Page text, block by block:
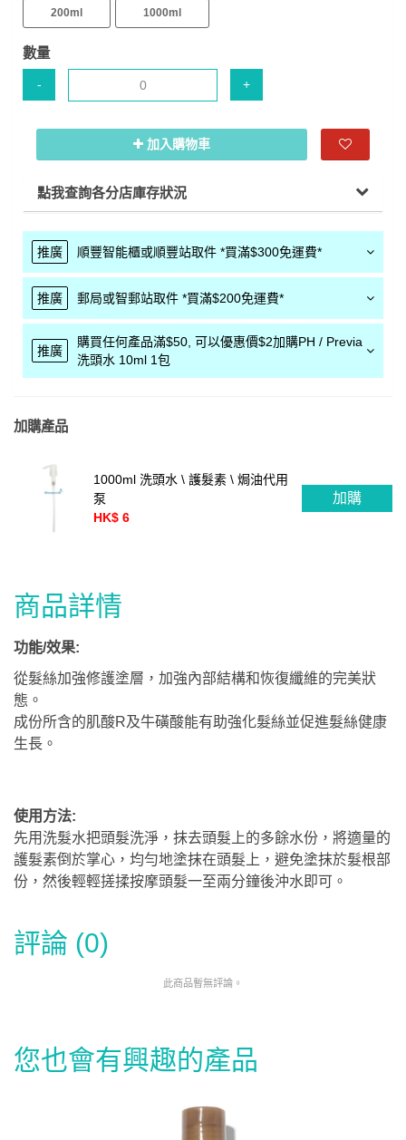
200ml 1000ml
數量
- +
加入購物車
點我查詢各分店庫存狀況
推廣 順豐智能櫃或順豐站取件 *買滿$300免運費*
推廣 郵局或智郵站取件 *買滿$200免運費*
推廣
購買任何產品滿$50, 可以優惠價$2加購PH / Previa
洗頭水 10ml 1包
加購產品
1000ml 洗頭水 \ 護髮素 \ 焗油代用
泵
HK$ 6
加購
商品詳情
功能/效果:
從髮絲加強修護塗層，加強內部結構和恢復纖維的完美狀
態。
成份所含的肌酸R及牛磺酸能有助強化髮絲並促進髮絲健康
生長。
使用方法:
先用洗髮水把頭髮洗淨，抹去頭髮上的多餘水份，將適量的
護髮素倒於掌心，均勻地塗抹在頭髮上，避免塗抹於髮根部
份，然後輕輕搓揉按摩頭髮一至兩分鐘後沖水即可。
評論 (0)
此商品暫無評論。
您也會有興趣的產品